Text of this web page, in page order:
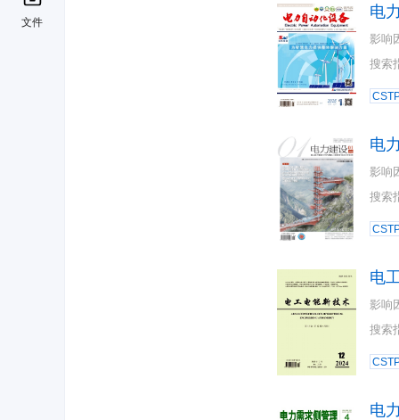
文件
电
影响
搜索
电
影响
搜索
电
影响
搜索
电